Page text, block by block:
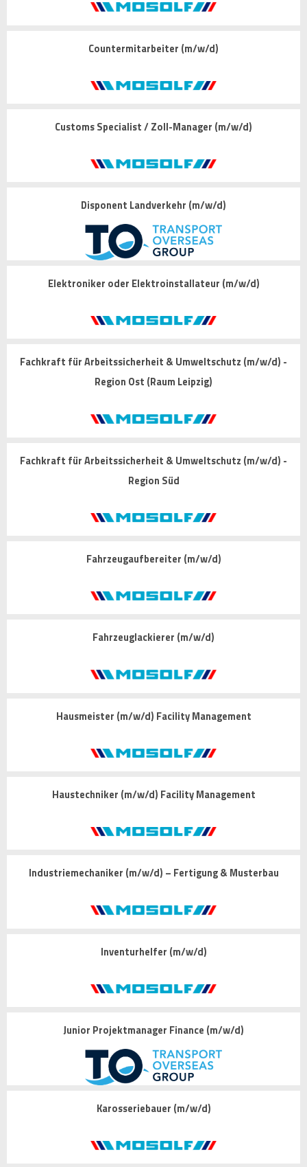
Countermitarbeiter (m/w/d)
Customs Specialist / Zoll-Manager (m/w/d)
Disponent Landverkehr (m/w/d)
Elektroniker oder Elektroinstallateur (m/w/d)
Fachkraft für Arbeitssicherheit & Umweltschutz (m/w/d) -
Region Ost (Raum Leipzig)
Fachkraft für Arbeitssicherheit & Umweltschutz (m/w/d) -
Region Süd
Fahrzeugaufbereiter (m/w/d)
Fahrzeuglackierer (m/w/d)
Hausmeister (m/w/d) Facility Management
Haustechniker (m/w/d) Facility Management
Industriemechaniker (m/w/d) – Fertigung & Musterbau
Inventurhelfer (m/w/d)
Junior Projektmanager Finance (m/w/d)
Karosseriebauer (m/w/d)